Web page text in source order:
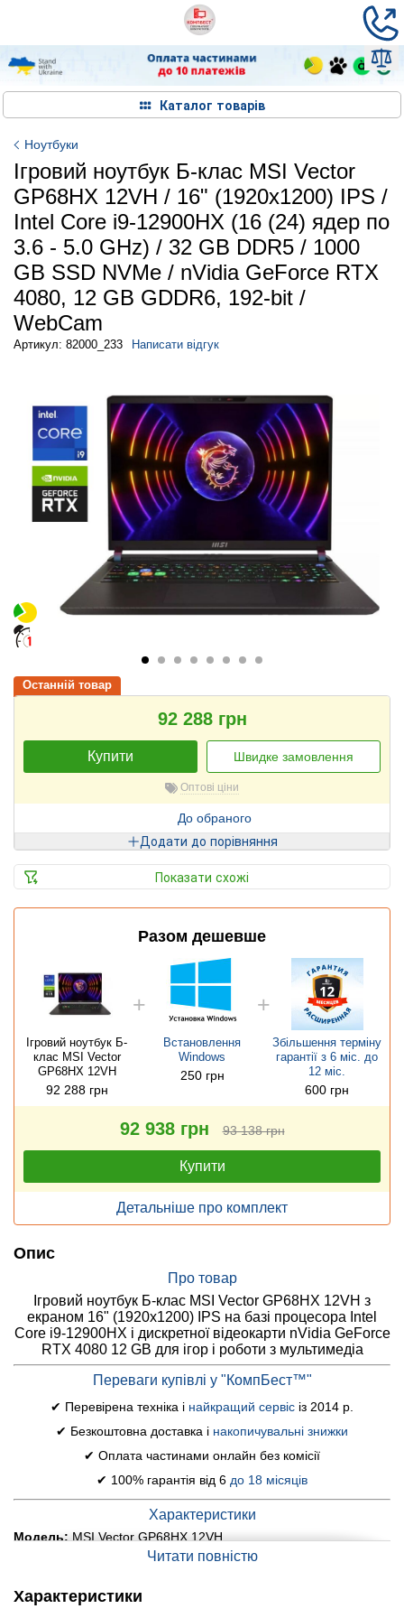
Каталог товарів
Ноутбуки
Ігровий ноутбук Б-клас MSI Vector
GP68HX 12VH / 16" (1920x1200) IPS /
Intel Core i9-12900HX (16 (24) ядер по
3.6 - 5.0 GHz) / 32 GB DDR5 / 1000
GB SSD NVMe / nVidia GeForce RTX
4080, 12 GB GDDR6, 192-bit /
WebCam
Артикул: 82000_233 Написати відгук
Останній товар
92 288 грн
Купити Швидке замовлення
Оптові ціни
До обраного
Додати до порівняння
Показати схожі
Разом дешевше
Ігровий ноутбук Б-
клас MSI Vector
GP68HX 12VH
92 288 грн
Встановлення
Windows
250 грн
Збільшення терміну
гарантії з 6 міс. до
12 міс.
600 грн
92 938 грн 93 138 грн
Купити
Детальніше про комплект
Опис
Про товар
Ігровий ноутбук Б-клас MSI Vector GP68HX 12VH з
екраном 16" (1920x1200) IPS на базі процесора Intel
Core i9-12900HX і дискретної відеокарти nVidia GeForce
RTX 4080 12 GB для ігор і роботи з мультимедіа
Переваги купівлі у "КомпБест™"
✔ Перевірена техніка і найкращий сервіс із 2014 р.
✔ Безкоштовна доставка і накопичувальні знижки
✔ Оплата частинами онлайн без комісії
✔ 100% гарантія від 6 до 18 місяців
Характеристики
Модель: MSI Vector GP68HX 12VH
Екран (діагональ, роздільна здатність, тип матриці):
Процесор:Intel Core i9-12900HX (16 (24) ядер по 3.6 - 5.0
GHz), 30 MB Smart Cache
Читати повністю
Характеристики